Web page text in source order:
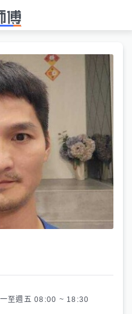
至週五 08:00 ~ 18:30